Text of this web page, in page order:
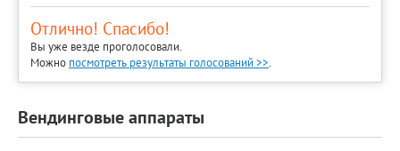
Отлично! Спасибо!
Вы уже везде проголосовали.
Можно посмотреть результаты голосований >>.
Вендинговые аппараты